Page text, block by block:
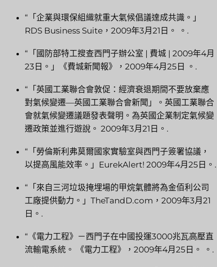
“「企業與環保組織就重大氣候倡議達成共識。」
RDS Business Suite，2009年3月21日。 。.
“「國防部特工搜查西門子辦公室 | 費城 | 2009年4月
23日。」《費城新聞報》，2009年4月25日 。.
“「英國工業聯合會敦促：經濟衰退期間不要放棄應
對氣候變遷—英國工業聯合會新聞」。英國工業聯合
會就氣候變遷議題發表聲明。為英國企業制定氣候變
遷政策並進行遊說。 2009年3月21日。.
“「勞倫斯利弗莫爾國家實驗室與西門子簽署協議，
以提高風能效率。」EurekAlert! 2009年4月25日。.
“「來自三河垃圾掩埋場的甲烷氣體將為金佰利公司
工廠提供動力。」TheTandD.com，2009年3月21
日。.
“《電力工程》－西門子在中國投運3000兆瓦高壓直
流輸電系統。 《電力工程》，2009年4月25日。 。.